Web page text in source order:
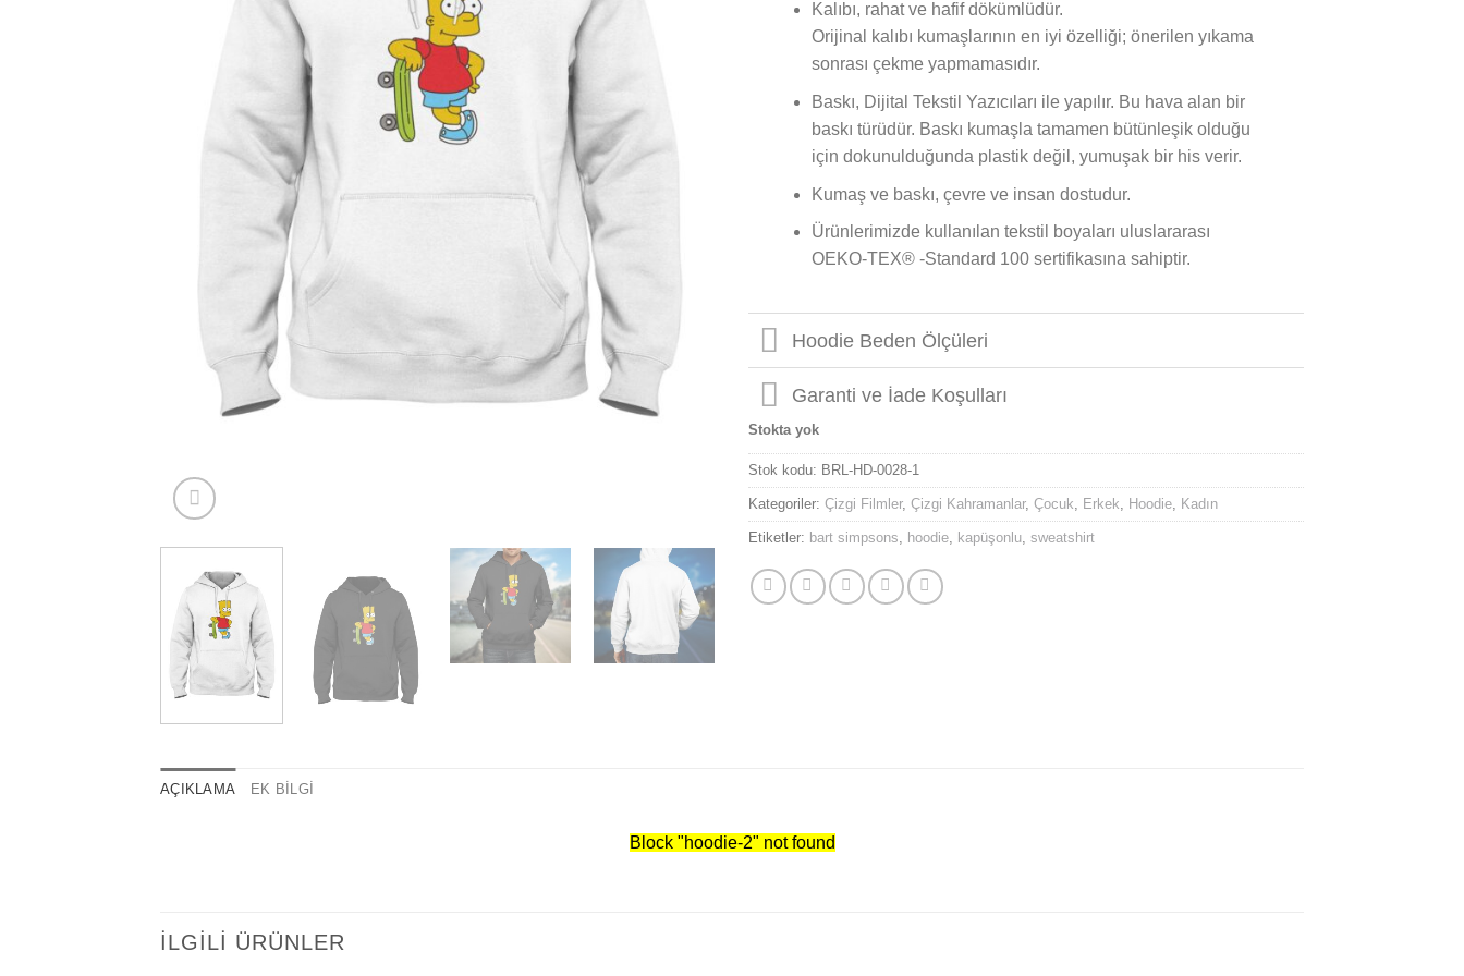
Kalıbı, rahat ve hafif dökümlüdür.
Orijinal kalıbı kumaşlarının en iyi özelliği; önerilen yıkama
sonrası çekme yapmamasıdır.
Baskı, Dijital Tekstil Yazıcıları ile yapılır. Bu hava alan bir
baskı türüdür. Baskı kumaşla tamamen bütünleşik olduğu
için dokunulduğunda plastik değil, yumuşak bir his verir.
Kumaş ve baskı, çevre ve insan dostudur.
Ürünlerimizde kullanılan tekstil boyaları uluslararası
OEKO-TEX® -Standard 100 sertifikasına sahiptir.
Hoodie Beden Ölçüleri
Garanti ve İade Koşulları
Stokta yok
Stok kodu: BRL-HD-0028-1
Kategoriler: Çizgi Filmler, Çizgi Kahramanlar, Çocuk, Erkek, Hoodie, Kadın
Etiketler: bart simpsons, hoodie, kapüşonlu, sweatshirt
AÇIKLAMA EK BILGI
Block "hoodie-2" not found
İLGILI ÜRÜNLER